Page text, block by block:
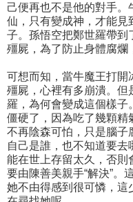
己便再也不是他的對手。
仙，只有變成神，才能見
子。孫悟空把鄭世羅帶到
殭屍，為了防止身體腐爛
可想而知，當牛魔王打開
殭屍，心裡有多崩潰。但
羅，為何會變成這個樣子
僵硬了，因為吃了幾顆精
不再陰森可怕，只是腦子
自己是誰，也不知道要
能在世上存留太久，否則
要由陳善美親手“解決”。
她不由得感到很可憐，這